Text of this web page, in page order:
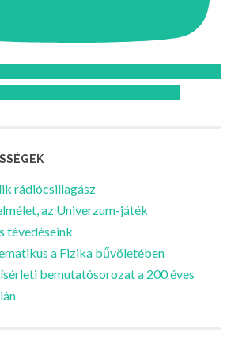
rádiócsillagász
az Univerzum-játék
tévedéseink
a Fizika bűvöletében
bemutatósorozat a 200 éves